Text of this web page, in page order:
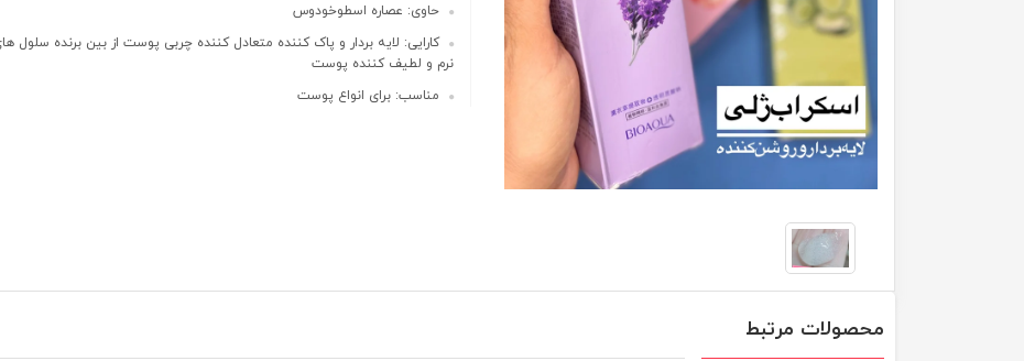
حاوی: عصاره اسطوخودوس
کارایی: لایه بردار و پاک کننده متعادل کننده چربی پوست از بین برنده سلول
نرم و لطیف کننده پوست
مناسب: برای انواع پوست
محصولات مرتبط